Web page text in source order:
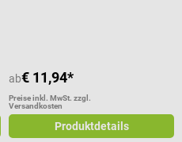
ab€ 11,94*
Preise inkl. MwSt. zzgl.
Versandkosten
Produktdetails